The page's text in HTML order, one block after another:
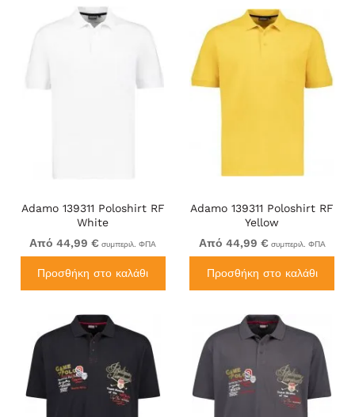
Adamo 139311 Poloshirt RF
White
Από 44,99 € συμπεριλ. ΦΠΑ
Προσθήκη στο καλάθι
Adamo 139311 Poloshirt RF
Yellow
Από 44,99 € συμπεριλ. ΦΠΑ
Προσθήκη στο καλάθι